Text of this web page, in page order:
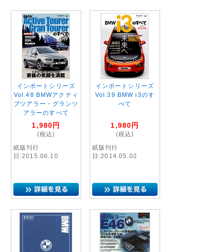
インポートシリーズ
Vol.48 BMWアクティ
ブツアラー・グランツ
アラーのすべて
1,980 円
(税込)
紙版刊行
日:2015.06.10
インポートシリーズ
Vol.39 BMW i3のす
べて
1,980 円
(税込)
紙版刊行
日:2014.05.02